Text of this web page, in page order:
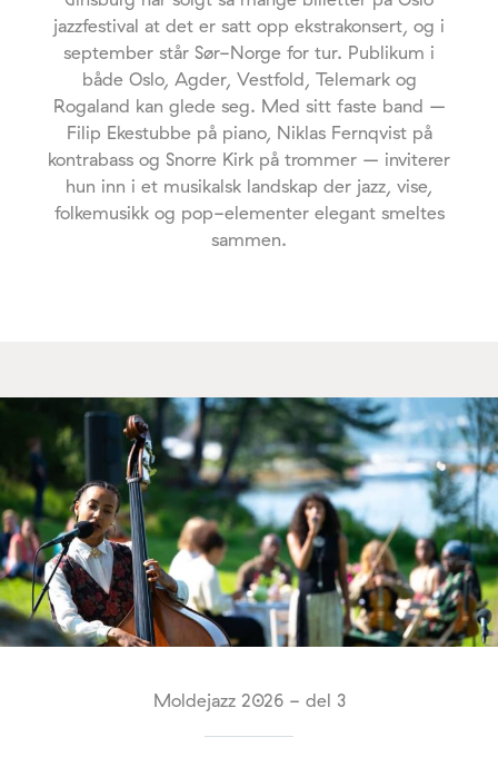
jazzfestival at det er satt opp ekstrakonsert, og i
september står Sør-Norge for tur. Publikum i
både Oslo, Agder, Vestfold, Telemark og
Rogaland kan glede seg. Med sitt faste band –
Filip Ekestubbe på piano, Niklas Fernqvist på
kontrabass og Snorre Kirk på trommer – inviterer
hun inn i et musikalsk landskap der jazz, vise,
folkemusikk og pop-elementer elegant smeltes
sammen.
Moldejazz 2026 - del 3